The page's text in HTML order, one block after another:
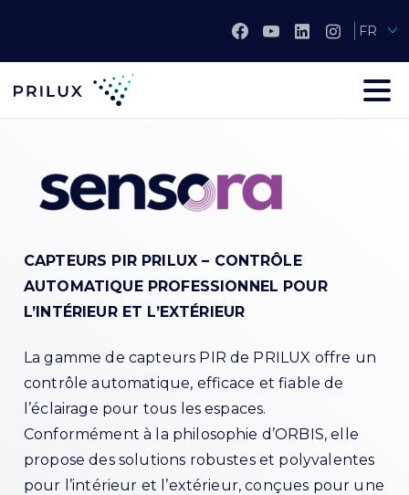
FR
CAPTEURS PIR PRILUX – CONTRÔLE
AUTOMATIQUE PROFESSIONNEL POUR
L’INTÉRIEUR ET L’EXTÉRIEUR
La gamme de capteurs PIR de PRILUX offre un
contrôle automatique, efficace et fiable de
l’éclairage pour tous les espaces.
Conformément à la philosophie d’ORBIS, elle
propose des solutions robustes et polyvalentes
pour l’intérieur et l’extérieur, conçues pour une